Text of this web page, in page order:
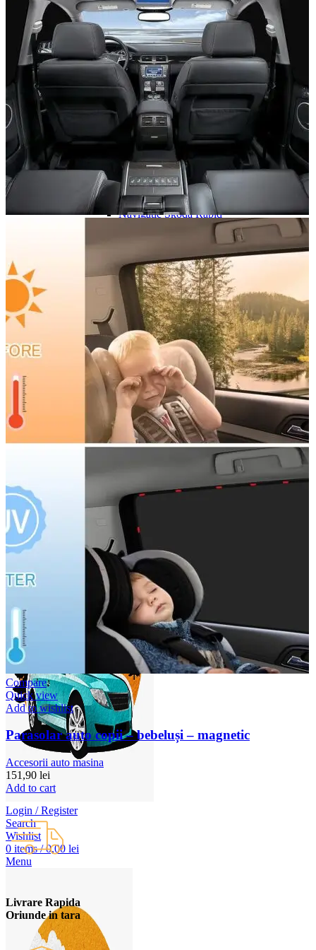
Navigație Mercedes W204
Navigație Mercedes W211
Navigație Mercedes Sprinter
Passat
Navigație Passat B5
Navigație Passat B5 5
Navigație Passat B6
Navigație Passat B7
Navigație Passat B8
Navigație Passat CC
Skoda
Navigație Skoda Fabia 1
Navigație Skoda Fabia 2
Navigație Skoda Octavia 1
Navigație Skoda Octavia 2
Navigație Skoda Octavia 3
Navigație Skoda Rapid
Navigație Skoda Superb 1
Navigație Skoda Superb 2
Navigație Toyota Avensis T25
Portbagaj Plafon Auto
Sub 350 Litri
Peste 350 Litri
Peste 450 litri
Accesorii auto masina
Accesorii Dacia Duster 3
Accesorii Duster 2
Accesorii Dacia Jogger
Parfum masina
Copertine auto
Incalzitor diesel
Antifurt masina
Login / Register
Search
Wishlist
0 items / 0,00 lei
Menu
Compare
Quick view
Add to wishlist
Parasolar auto copii – bebeluși – magnetic
Accesorii auto masina
151,90 lei
Add to cart
Livrare Rapida
Oriunde in tara